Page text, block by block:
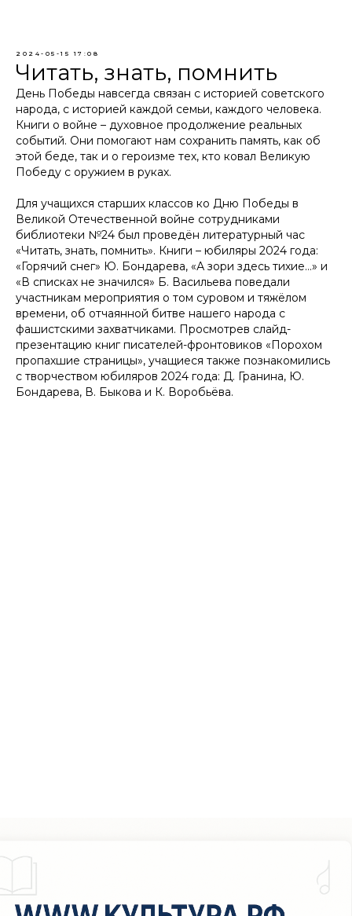
2024-05-15 17:08
Читать, знать, помнить
День Победы навсегда связан с историей советского
народа, с историей каждой семьи, каждого человека.
Книги о войне – духовное продолжение реальных
событий. Они помогают нам сохранить память, как об
этой беде, так и о героизме тех, кто ковал Великую
Победу с оружием в руках.
Для учащихся старших классов ко Дню Победы в
Великой Отечественной войне сотрудниками
библиотеки №24 был проведён литературный час
«Читать, знать, помнить». Книги – юбиляры 2024 года:
«Горячий снег» Ю. Бондарева, «А зори здесь тихие…» и
«В списках не значился» Б. Васильева поведали
участникам мероприятия о том суровом и тяжёлом
времени, об отчаянной битве нашего народа с
фашистскими захватчиками. Просмотрев слайд-
презентацию книг писателей-фронтовиков «Порохом
пропахшие страницы», учащиеся также познакомились
с творчеством юбиляров 2024 года: Д. Гранина, Ю.
Бондарева, В. Быкова и К. Воробьёва.